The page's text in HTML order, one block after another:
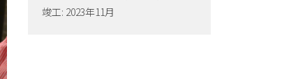
竣工: 2023年11月